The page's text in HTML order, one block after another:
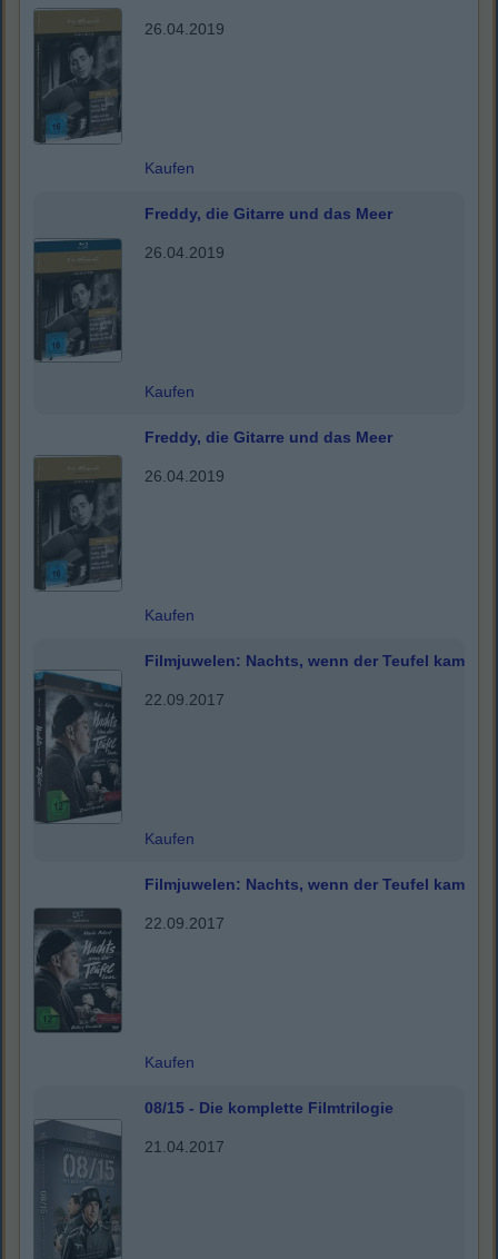
26.04.2019
Kaufen
Freddy, die Gitarre und das Meer
26.04.2019
Kaufen
Freddy, die Gitarre und das Meer
26.04.2019
Kaufen
Filmjuwelen: Nachts, wenn der Teufel kam
22.09.2017
Kaufen
Filmjuwelen: Nachts, wenn der Teufel kam
22.09.2017
Kaufen
08/15 - Die komplette Filmtrilogie
21.04.2017